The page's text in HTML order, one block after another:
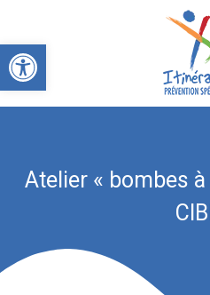
Ouvrir la barre d’outils
Atelier « bombes